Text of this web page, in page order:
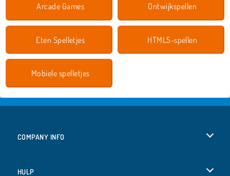
Arcade Games Ontwijkspellen
Eten Spelletjes HTML5-spellen
Mobiele spelletjes
COMPANY INFO
HULP